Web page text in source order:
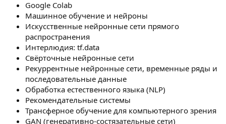
Google Colab
Машинное обучение и нейроны
Искусственные нейронные сети прямого
распространения
Интерлюдия: tf.data
Свёрточные нейронные сети
Рекуррентные нейронные сети, временные ряды и
последовательные данные
Обработка естественного языка (NLP)
Рекомендательные системы
Трансферное обучение для компьютерного зрения
GAN (генеративно-состязательные сети)